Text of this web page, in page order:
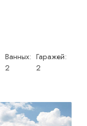
Ванных:
2
Гаражей:
2